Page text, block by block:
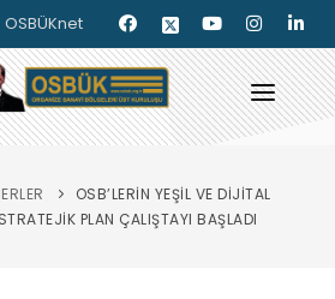
OSBÜKnet
OSB’LERİN YEŞİL VE DİJİTAL
PLAN ÇALIŞTAYI BAŞLADI